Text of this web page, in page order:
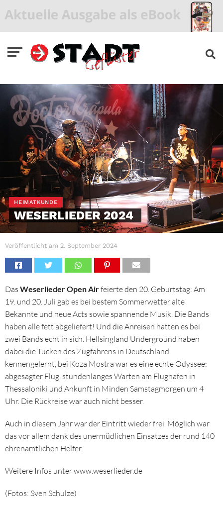
HEIMATKUNDE
WESERLIEDER 2024
Veröffentlicht am 2. September 2024
Das Weserlieder Open Airfeierte den 20. Geburtstag: Am
19. und 20. Juli gab es bei bestem Sommerwetter alte
Bekannte und neue Acts sowie spannende Musik. Die Bands
haben alle fett abgeliefert! Und die Anreisen hatten es bei
zwei Bands echt in sich. Hellsingland Underground haben
dabei die Tücken des Zugfahrens in Deutschland
kennengelernt, bei Koza Mostra war es eine echte Odyssee:
abgesagter Flug, stundenlanges Warten am Flughafen in
Thessaloniki und Ankunft in Minden Samstagmorgen um 4
Uhr. Die Rückreise war auch nicht besser.
Auch in diesem Jahr war der Eintritt wieder frei. Möglich war
das vor allem dank des unermüdlichen Einsatzes der rund 140
ehrenamtlichen Helfer.
Weitere Infos unter www.weserlieder.de
(Fotos: Sven Schulze)